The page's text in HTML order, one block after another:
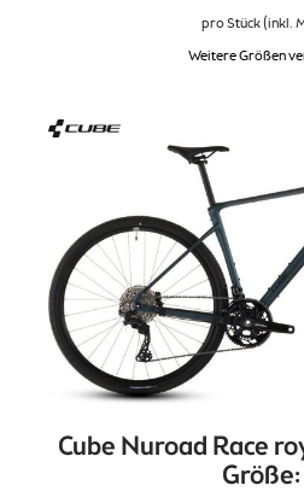
pro Stück (inkl.
Weitere Größen
Cube Nuroad Race